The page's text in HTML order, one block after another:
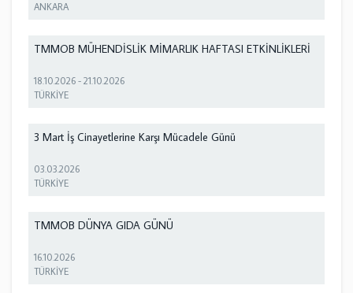
ANKARA
TMMOB MÜHENDİSLİK MİMARLIK HAFTASI ETKİNLİKLERİ
18.10.2026 -21.10.2026
TÜRKİYE
3 Mart İş Cinayetlerine Karşı Mücadele Günü
03.03.2026
TÜRKİYE
TMMOB DÜNYA GIDA GÜNÜ
16.10.2026
TÜRKİYE